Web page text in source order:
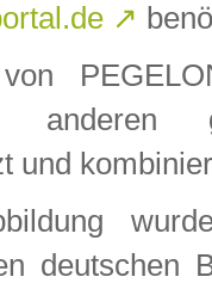
↗
und
deutschen